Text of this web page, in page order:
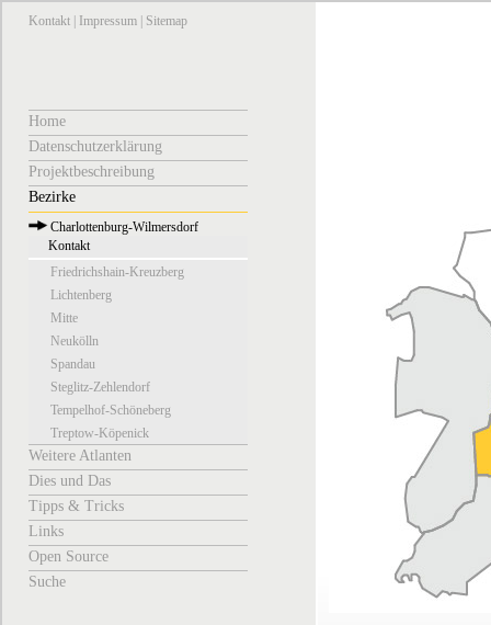
Kontakt Impressum Sitemap
Home
Datenschutzerklärung
Projektbeschreibung
Bezirke
Charlottenburg-Wilmersdorf
Kontakt
Friedrichshain-Kreuzberg
Lichtenberg
Mitte
Neukölln
Spandau
Steglitz-Zehlendorf
Tempelhof-Schöneberg
Treptow-Köpenick
Weitere Atlanten
Dies und Das
Tipps & Tricks
Links
Open Source
Suche